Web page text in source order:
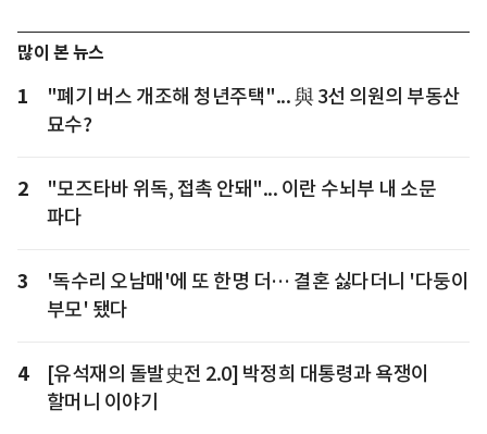
많이 본 뉴스
1
"폐기 버스 개조해 청년주택"... 與 3선 의원의 부동산
묘수?
2
"모즈타바 위독, 접촉 안돼"... 이란 수뇌부 내 소문
파다
3
'독수리 오남매'에 또 한명 더… 결혼 싫다더니 '다둥이
부모' 됐다
4
[유석재의 돌발史전 2.0] 박정희 대통령과 욕쟁이
할머니 이야기